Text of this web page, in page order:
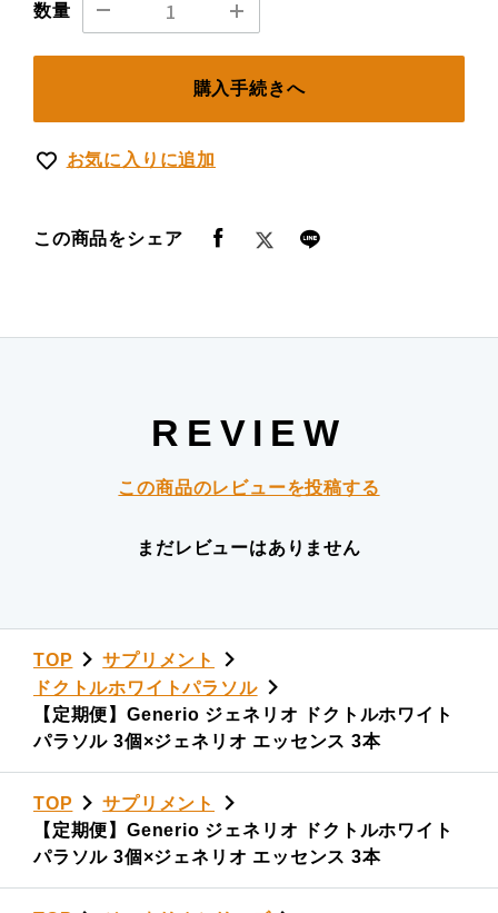
数量
購入手続きへ
お気に入りに追加
この商品をシェア
REVIEW
この商品のレビューを投稿する
まだレビューはありません
TOP
サプリメント
ドクトルホワイトパラソル
【定期便】Generio ジェネリオ ドクトルホワイト
パラソル 3個×ジェネリオ エッセンス 3本
TOP
サプリメント
【定期便】Generio ジェネリオ ドクトルホワイト
パラソル 3個×ジェネリオ エッセンス 3本